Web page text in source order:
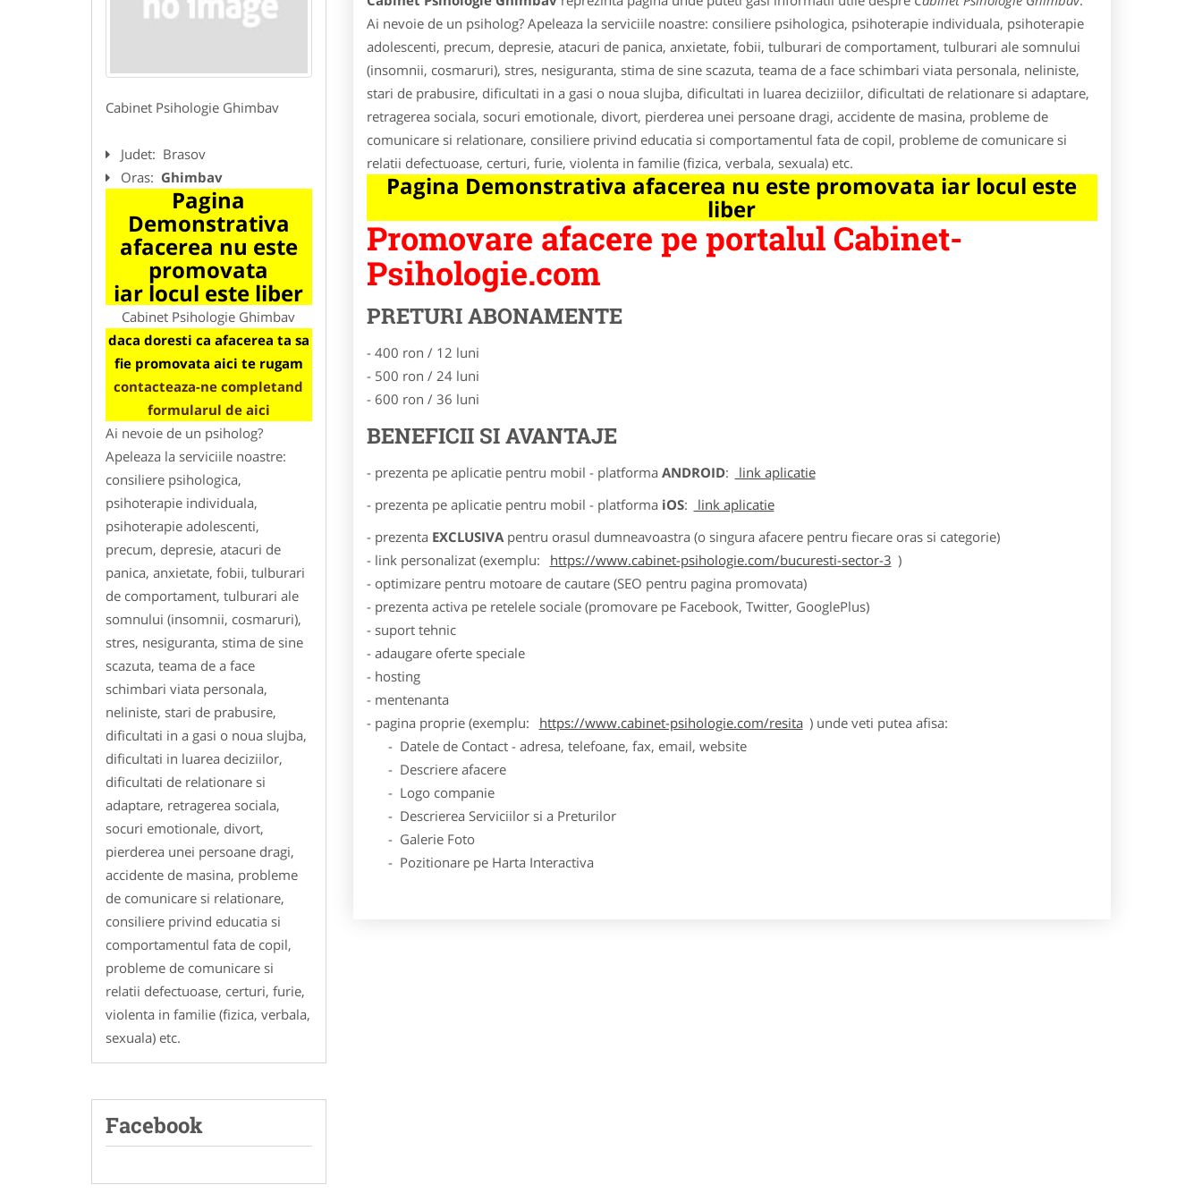
Cabinet Psihologie Ghimbav
Judet: Brasov
Oras: Ghimbav
Pagina
Demonstrativa
afacerea nu este
promovata
iar locul este liber
Cabinet Psihologie Ghimbav
daca doresti ca afacerea ta sa
fie promovata aici te rugam
contacteaza-ne completand
formularul de aici
Ai nevoie de un psiholog?
Apeleaza la serviciile noastre:
consiliere psihologica,
psihoterapie individuala,
psihoterapie adolescenti,
precum, depresie, atacuri de
panica, anxietate, fobii, tulburari
de comportament, tulburari ale
somnului (insomnii, cosmaruri),
stres, nesiguranta, stima de sine
scazuta, teama de a face
schimbari viata personala,
neliniste, stari de prabusire,
dificultati in a gasi o noua slujba,
dificultati in luarea deciziilor,
dificultati de relationare si
adaptare, retragerea sociala,
socuri emotionale, divort,
pierderea unei persoane dragi,
accidente de masina, probleme
de comunicare si relationare,
consiliere privind educatia si
comportamentul fata de copil,
probleme de comunicare si
relatii defectuoase, certuri, furie,
violenta in familie (fizica, verbala,
sexuala) etc.
Facebook
Ai nevoie de un psiholog? Apeleaza la serviciile noastre: consiliere psihologica, psihoterapie individuala, psihoterapie
adolescenti, precum, depresie, atacuri de panica, anxietate, fobii, tulburari de comportament, tulburari ale somnului
(insomnii, cosmaruri), stres, nesiguranta, stima de sine scazuta, teama de a face schimbari viata personala, neliniste,
stari de prabusire, dificultati in a gasi o noua slujba, dificultati in luarea deciziilor, dificultati de relationare si adaptare,
retragerea sociala, socuri emotionale, divort, pierderea unei persoane dragi, accidente de masina, probleme de
comunicare si relationare, consiliere privind educatia si comportamentul fata de copil, probleme de comunicare si
relatii defectuoase, certuri, furie, violenta in familie (fizica, verbala, sexuala) etc.
Pagina Demonstrativa afacerea nu este promovata iar locul este
liber
Promovare afacere pe portalul Cabinet-
Psihologie.com
PRETURI ABONAMENTE
- 400 ron / 12 luni
- 500 ron / 24 luni
- 600 ron / 36 luni
BENEFICII SI AVANTAJE
- prezenta pe aplicatie pentru mobil - platforma ANDROID:
link aplicatie
- prezenta pe aplicatie pentru mobil - platforma iOS:
link aplicatie
- prezenta EXCLUSIVApentru orasul dumneavoastra (o singura afacere pentru fiecare oras si categorie)
- link personalizat (exemplu:
https://www.cabinet-psihologie.com/bucuresti-sector-3 )
- optimizare pentru motoare de cautare (SEO pentru pagina promovata)
- prezenta activa pe retelele sociale (promovare pe Facebook, Twitter, GooglePlus)
- suport tehnic
- adaugare oferte speciale
- hosting
- mentenanta
- pagina proprie (exemplu:
https://www.cabinet-psihologie.com/resita ) unde veti putea afisa:
- Datele de Contact - adresa, telefoane, fax, email, website
- Descriere afacere
- Logo companie
- Descrierea Serviciilor si a Preturilor
- Galerie Foto
- Pozitionare pe Harta Interactiva